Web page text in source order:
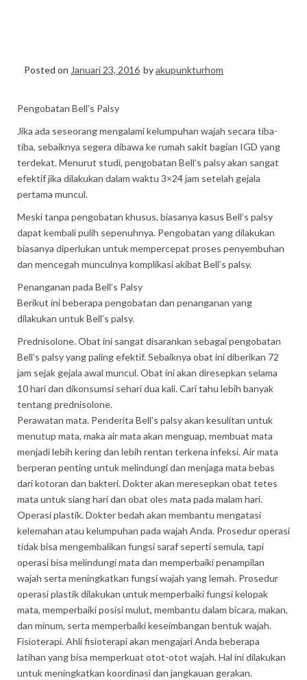
Posted on Januari 23, 2016 byakupunkturhom
Pengobatan Bell’s Palsy
Jika ada seseorang mengalami kelumpuhan wajah secara tiba-
tiba, sebaiknya segera dibawa ke rumah sakit bagian IGD yang
terdekat. Menurut studi, pengobatan Bell’s palsy akan sangat
efektif jika dilakukan dalam waktu 3×24 jam setelah gejala
pertama muncul.
Meski tanpa pengobatan khusus, biasanya kasus Bell’s palsy
dapat kembali pulih sepenuhnya. Pengobatan yang dilakukan
biasanya diperlukan untuk mempercepat proses penyembuhan
dan mencegah munculnya komplikasi akibat Bell’s palsy.
Penanganan pada Bell’s Palsy
Berikut ini beberapa pengobatan dan penanganan yang
dilakukan untuk Bell’s palsy.
Prednisolone. Obat ini sangat disarankan sebagai pengobatan
Bell’s palsy yang paling efektif. Sebaiknya obat ini diberikan 72
jam sejak gejala awal muncul. Obat ini akan diresepkan selama
10 hari dan dikonsumsi sehari dua kali. Cari tahu lebih banyak
tentang prednisolone.
Perawatan mata. Penderita Bell’s palsy akan kesulitan untuk
menutup mata, maka air mata akan menguap, membuat mata
menjadi lebih kering dan lebih rentan terkena infeksi. Air mata
berperan penting untuk melindungi dan menjaga mata bebas
dari kotoran dan bakteri. Dokter akan meresepkan obat tetes
mata untuk siang hari dan obat oles mata pada malam hari.
Operasi plastik. Dokter bedah akan membantu mengatasi
kelemahan atau kelumpuhan pada wajah Anda. Prosedur operasi
tidak bisa mengembalikan fungsi saraf seperti semula, tapi
operasi bisa melindungi mata dan memperbaiki penampilan
wajah serta meningkatkan fungsi wajah yang lemah. Prosedur
operasi plastik dilakukan untuk memperbaiki fungsi kelopak
mata, memperbaiki posisi mulut, membantu dalam bicara, makan,
dan minum, serta memperbaiki keseimbangan bentuk wajah.
Fisioterapi. Ahli fisioterapi akan mengajari Anda beberapa
latihan yang bisa memperkuat otot-otot wajah. Hal ini dilakukan
untuk meningkatkan koordinasi dan jangkauan gerakan.